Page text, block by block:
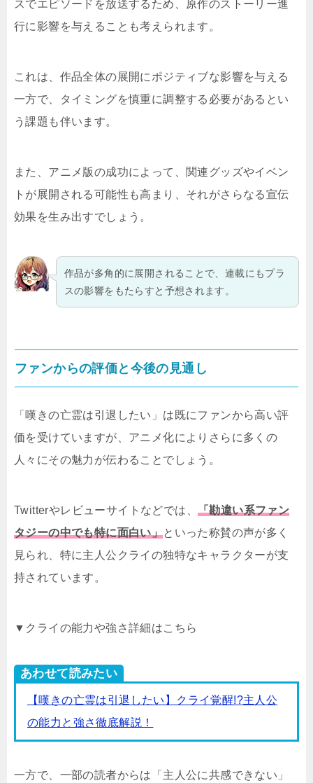
スでエピソードを放送するため、原作のストーリー進
行に影響を与えることも考えられます。
これは、作品全体の展開にポジティブな影響を与える
一方で、タイミングを慎重に調整する必要があるとい
う課題も伴います。
また、アニメ版の成功によって、関連グッズやイベン
トが展開される可能性も高まり、それがさらなる宣伝
効果を生み出すでしょう。
作品が多角的に展開されることで、連載にもプラ
スの影響をもたらすと予想されます。
ファンからの評価と今後の見通し
「嘆きの亡霊は引退したい」は既にファンから高い評
価を受けていますが、アニメ化によりさらに多くの
人々にその魅力が伝わることでしょう。
Twitterやレビューサイトなどでは、 「勘違い系ファン
タジーの中でも特に面白い」といった称賛の声が多く
見られ、特に主人公クライの独特なキャラクターが支
持されています。
▼クライの能力や強さ詳細はこちら
あわせて読みたい
【嘆きの亡霊は引退したい】クライ覚醒!?主人公
の能力と強さ徹底解説！
一方で、一部の読者からは「主人公に共感できない」